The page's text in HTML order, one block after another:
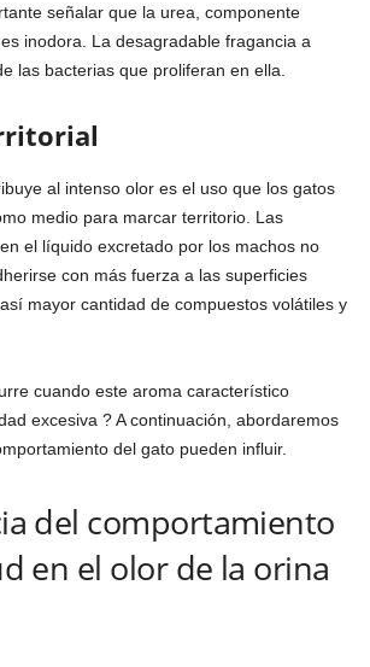
señalar que la urea, componente
inodora. La desagradable fragancia a
las bacterias que proliferan en ella.
al intenso olor es el uso que los gatos
medio para marcar territorio. Las
el líquido excretado por los machos no
con más fuerza a las superficies
mayor cantidad de compuestos volátiles y
cuando este aroma característico
excesiva ? A continuación, abordaremos
del gato pueden influir.
del comportamiento
en el olor de la orina